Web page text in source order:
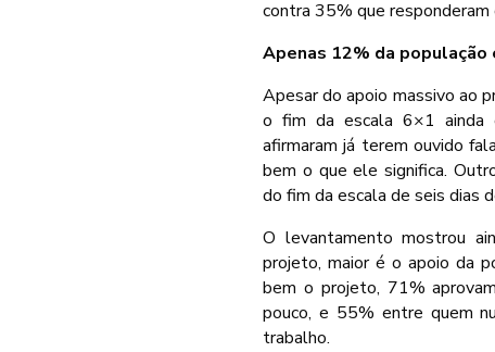
contra 35% que responderam
Apenas 12% da população
Apesar do apoio massivo ao
o fim da escala 6×1 ainda
afirmaram já terem ouvido
bem o que ele significa.
do fim da escala de seis dias
O levantamento mostrou
projeto, maior é o apoio da
bem o projeto, 71%
pouco, e 55% entre quem
trabalho.